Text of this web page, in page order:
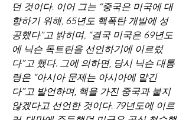
던 것이다. 이어 그는 “중국은 미국에 대
항하기 위해, 65년도 핵폭탄 개발에 성
공했다”고 밝히며, “결국 미국은 69년도
에 닉슨 독트린을 선언하기에 이르렀
다”고 했다. 그에 의하면, 당시 닉슨 대통
령은 “아시아 문제는 아시아에 맡긴
다”고 발언하며, 핵을 가진 중국과 붙지
않겠다고 선언한 것이다. 79년도에 이르